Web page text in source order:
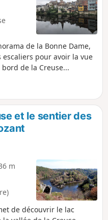
de la Bonne Dame,
pour avoir la vue
de la Creuse...
et le sentier des
m
de découvrir le lac